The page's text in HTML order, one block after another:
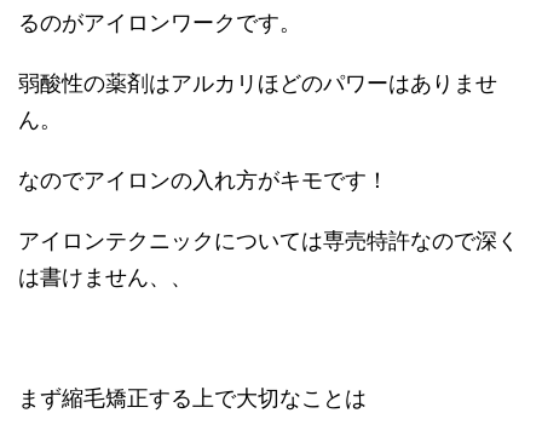
るのがアイロンワークです。
弱酸性の薬剤はアルカリほどのパワーはありませ
ん。
なのでアイロンの入れ方がキモです！
アイロンテクニックについては専売特許なので深く
は書けません、、
まず縮毛矯正する上で大切なことは